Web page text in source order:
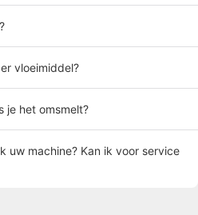
vloeimiddel?
je het omsmelt?
uw machine? Kan ik voor service